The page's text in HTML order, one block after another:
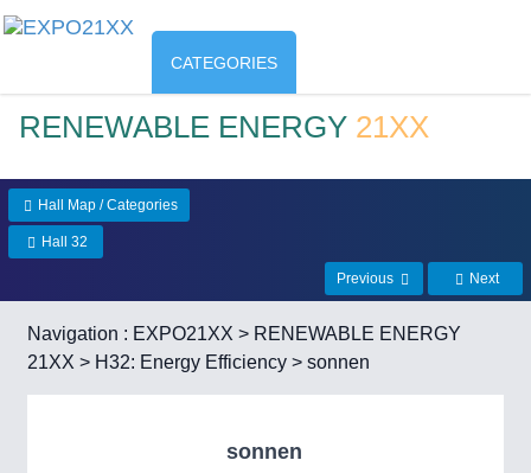
CATEGORIES
RENEWABLE ENERGY 21XX
Hall Map / Categories
Hall 32
Previous Next
Navigation : EXPO21XX > RENEWABLE ENERGY
21XX > H32: Energy Efficiency > sonnen
sonnen